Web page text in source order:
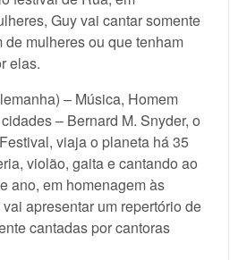
Guy vai cantar somente
mulheres ou que tenham
elas.
– Música, Homem
– Bernard M. Snyder, o
viaja o planeta há 35
violão, gaita e cantando ao
ano, em homenagem às
apresentar um repertório de
cantadas por cantoras